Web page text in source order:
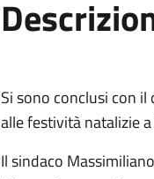
Si sono conclusi con
alle festività natalizie
Il sindaco